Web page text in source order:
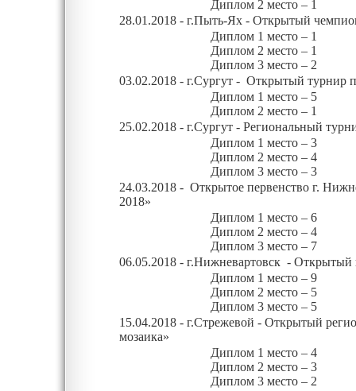
Диплом 2 место – 1
28.01.2018 - г.Пыть-Ях - Открытый
Диплом 1 место – 1
Диплом 2 место – 1
Диплом 3 место – 2
03.02.2018 - г.Сургут - Открытый турнир
Диплом 1 место – 5
Диплом 2 место – 1
25.02.2018 - г.Сургут - Региональный
Диплом 1 место – 3
Диплом 2 место – 4
Диплом 3 место – 3
24.03.2018 - Открытое первенство г.
2018»
Диплом 1 место – 6
Диплом 2 место – 4
Диплом 3 место – 7
06.05.2018 - г.Нижневартовск - Открытый
Диплом 1 место – 9
Диплом 2 место – 5
Диплом 3 место – 5
15.04.2018 - г.Стрежевой - Открытый
мозаика»
Диплом 1 место – 4
Диплом 2 место – 3
Диплом 3 место – 2